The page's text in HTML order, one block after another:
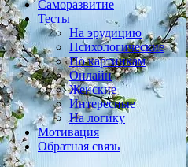
Саморазвитие
Тесты
На эрудицию
Психологические
По картинкам
Онлайн
Женские
Интересные
На логику
Мотивация
Обратная связь